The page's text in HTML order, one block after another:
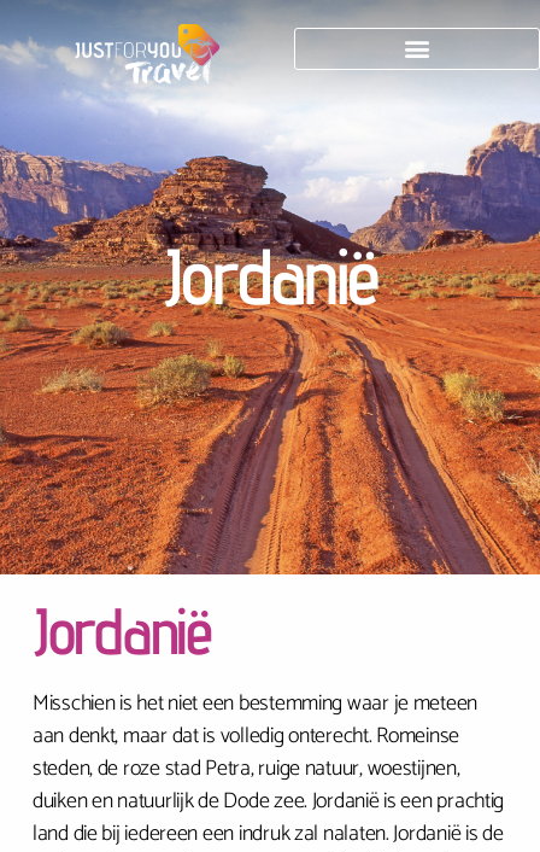
Jordanië
Jordanië
Misschien is het niet een bestemming waar je meteen
aan denkt, maar dat is volledig onterecht. Romeinse
steden, de roze stad Petra, ruige natuur, woestijnen,
duiken en natuurlijk de Dode zee. Jordanië is een prachtig
land die bij iedereen een indruk zal nalaten. Jordanië is de